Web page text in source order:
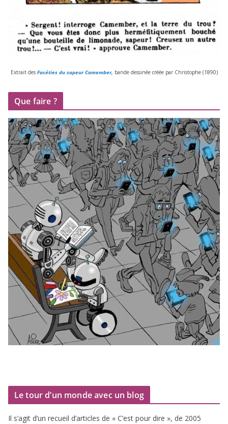
Extrait desFacéties du sapeur Camember, bande des­si­née créée par Christophe (1890)
Que faire ?
Le tour d’un monde avec un blog
Il s’agit d’un recueil d’ar­ticles de « C’est pour dire », de 2005